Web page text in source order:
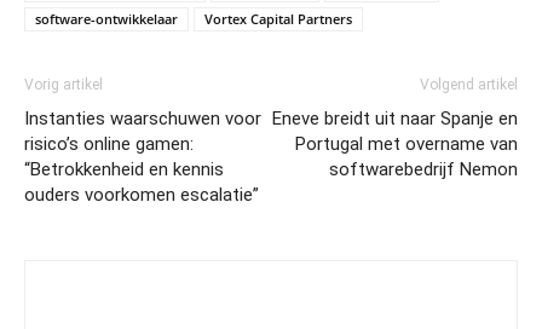
software-ontwikkelaar
Vortex Capital Partners
Vorig artikel
Instanties waarschuwen voor
risico’s online gamen:
“Betrokkenheid en kennis
ouders voorkomen escalatie”
Volgend artikel
Eneve breidt uit naar Spanje en
Portugal met overname van
softwarebedrijf Nemon